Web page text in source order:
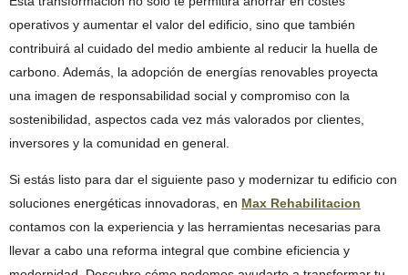
operativos y aumentar el valor del edificio, sino que también
contribuirá al cuidado del medio ambiente al reducir la huella de
carbono. Además, la adopción de energías renovables proyecta
una imagen de responsabilidad social y compromiso con la
sostenibilidad, aspectos cada vez más valorados por clientes,
inversores y la comunidad en general.
Si estás listo para dar el siguiente paso y modernizar tu edificio con
soluciones energéticas innovadoras, en Max Rehabilitacion
contamos con la experiencia y las herramientas necesarias para
llevar a cabo una reforma integral que combine eficiencia y